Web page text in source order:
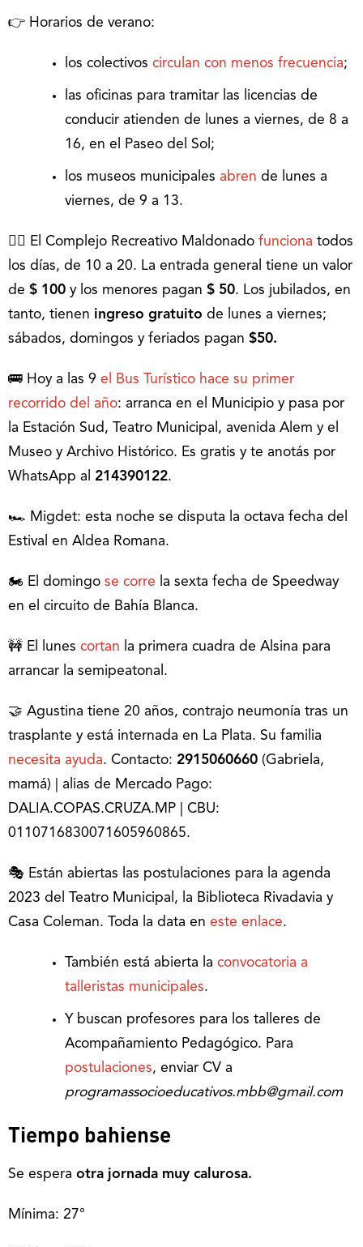
👉 Horarios de verano:
los colectivos circulan con menos frecuencia;
las oficinas para tramitar las licencias de
conducir atienden de lunes a viernes, de 8 a
16, en el Paseo del Sol;
los museos municipales abren de lunes a
viernes, de 9 a 13.
🏊‍♂ El Complejo Recreativo Maldonado funciona todos
los días, de 10 a 20. La entrada general tiene un valor
de $ 100 y los menores pagan $ 50. Los jubilados, en
tanto, tienen ingreso gratuito de lunes a viernes;
sábados, domingos y feriados pagan $50.
🚌 Hoy a las 9 el Bus Turístico hace su primer
recorrido del año: arranca en el Municipio y pasa por
la Estación Sud, Teatro Municipal, avenida Alem y el
Museo y Archivo Histórico. Es gratis y te anotás por
WhatsApp al 214390122.
🏎 Migdet: esta noche se disputa la octava fecha del
Estival en Aldea Romana.
🏍 El domingo se corre la sexta fecha de Speedway
en el circuito de Bahía Blanca.
🚧 El lunes cortan la primera cuadra de Alsina para
arrancar la semipeatonal.
🤝 Agustina tiene 20 años, contrajo neumonía tras un
trasplante y está internada en La Plata. Su familia
necesita ayuda. Contacto: 2915060660 (Gabriela,
mamá) | alias de Mercado Pago:
DALIA.COPAS.CRUZA.MP | CBU:
0110716830071605960865.
🎭 Están abiertas las postulaciones para la agenda
2023 del Teatro Municipal, la Biblioteca Rivadavia y
Casa Coleman. Toda la data en este enlace.
También está abierta la convocatoria a
talleristas municipales.
Y buscan profesores para los talleres de
Acompañamiento Pedagógico. Para
postulaciones, enviar CV a
programassocioeducativos.mbb@gmail.com
Tiempo bahiense
Se espera otra jornada muy calurosa.
Mínima: 27°